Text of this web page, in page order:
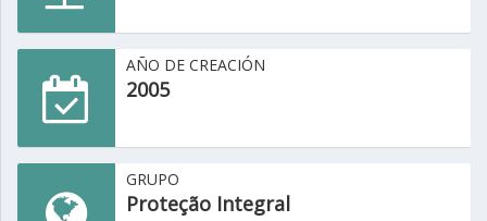
AÑO DE CREACIÓN
2005
GRUPO
Proteção Integral